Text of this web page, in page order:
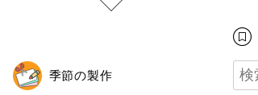
季節の製作